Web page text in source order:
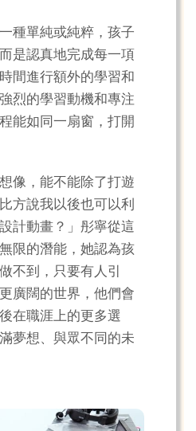
種單純或純粹，孩子
是認真地完成每一項
間進行額外的學習和
烈的學習動機和專注
能如同一扇窗，打開
像，能不能除了打遊
方說我以後也可以利
計動畫？」彤寧從這
限的潛能，她認為孩
不到，只要有人引
廣闊的世界，他們會
在職涯上的更多選
夢想、與眾不同的未